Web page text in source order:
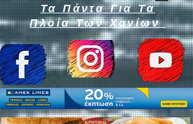
Τα Πάντα Για Τα
Πλοία Των Χανίων